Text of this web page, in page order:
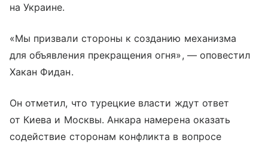
на Украине.
«Мы призвали стороны к созданию механизма
для объявления прекращения огня», — оповестил
Хакан Фидан.
Он отметил, что турецкие власти ждут ответ
от Киева и Москвы. Анкара намерена оказать
содействие сторонам конфликта в вопросе